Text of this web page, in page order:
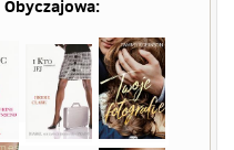
Obyczajowa: